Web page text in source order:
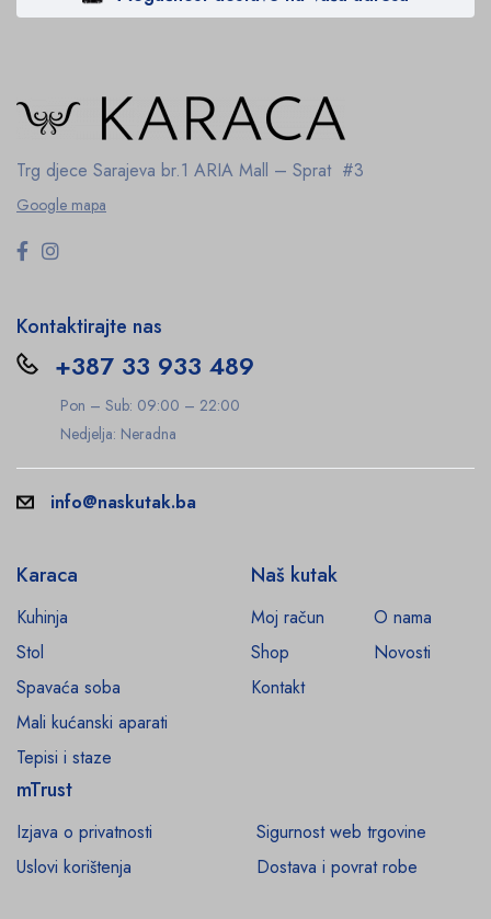
Trg djece Sarajeva br.1 ARIA Mall – Sprat #3
Google mapa
Kontaktirajte nas
+387 33 933 489
Pon – Sub: 09:00 – 22:00
Nedjelja: Neradna
info@naskutak.ba
Karaca
Kuhinja
Stol
Spavaća soba
Mali kućanski aparati
Tepisi i staze
Naš kutak
Moj račun
O nama
Shop
Novosti
Kontakt
mTrust
Izjava o privatnosti
Sigurnost web trgovine
Uslovi korištenja
Dostava i povrat robe